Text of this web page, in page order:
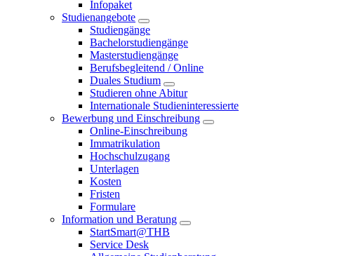
Infopaket
Studienangebote
Studiengänge
Bachelorstudiengänge
Masterstudiengänge
Berufsbegleitend / Online
Duales Studium
Studieren ohne Abitur
Internationale Studieninteressierte
Bewerbung und Einschreibung
Online-Einschreibung
Immatrikulation
Hochschulzugang
Unterlagen
Kosten
Fristen
Formulare
Information und Beratung
StartSmart@THB
Service Desk